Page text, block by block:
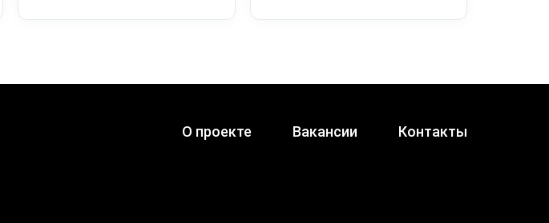
О проекте Вакансии Контакты